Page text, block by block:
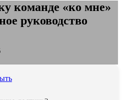
команде «ко мне»
руководство